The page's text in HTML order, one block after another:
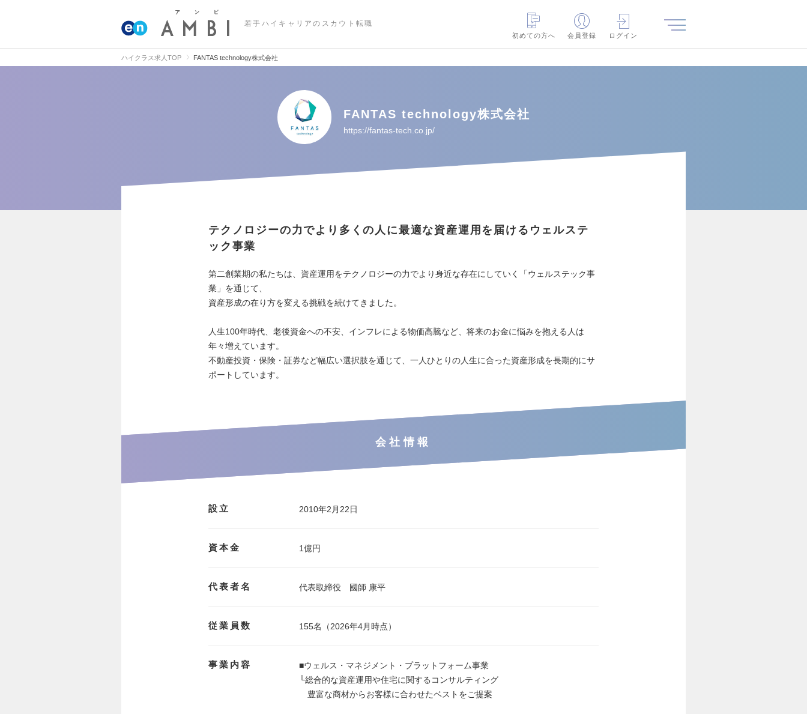
若手ハイキャリアのスカウト転職
初めての方へ
会員登録 ログイン
ハイクラス求人TOP FANTAS technology株式会社
FANTAS technology株式会社
https://fantas-tech.co.jp/
テクノロジーの力でより多くの人に最適な資産運用を届けるウェルステ
ック事業
第二創業期の私たちは、資産運用をテクノロジーの力でより身近な存在にしていく「ウェルステック事
業」を通じて、
資産形成の在り方を変える挑戦を続けてきました。
人生100年時代、老後資金への不安、インフレによる物価高騰など、将来のお金に悩みを抱える人は
年々増えています。
不動産投資・保険・証券など幅広い選択肢を通じて、一人ひとりの人生に合った資産形成を長期的にサ
ポートしています。
会社情報
設立 2010年2月22日
資本金 1億円
代表者名 代表取締役 國師 康平
従業員数 155名（2026年4月時点）
事業内容
■ウェルス・マネジメント・プラットフォーム事業
└総合的な資産運用や住宅に関するコンサルティング
豊富な商材からお客様に合わせたベストをご提案